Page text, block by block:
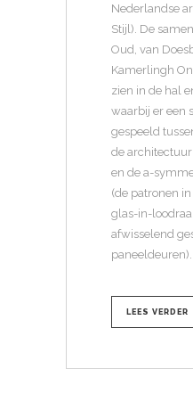
Nederlandse
Stijl). De
Oud, van
Kamerlingh
zien in de hal
waarbij er een
gespeeld
de architectuur
en de a-
(de patronen
glas-in-
afwisselend
paneeldeuren).
LEES VERDER